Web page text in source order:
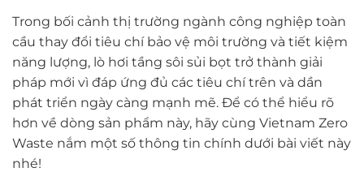
Trong bối cảnh thị trường ngành công nghiệp toàn
cầu thay đổi tiêu chí bảo vệ môi trường và tiết kiệm
năng lượng, lò hơi tầng sôi sủi bọt trở thành giải
pháp mới vì đáp ứng đủ các tiêu chí trên và dần
phát triển ngày càng mạnh mẽ. Để có thể hiểu rõ
hơn về dòng sản phẩm này, hãy cùng Vietnam Zero
Waste nắm một số thông tin chính dưới bài viết này
nhé!